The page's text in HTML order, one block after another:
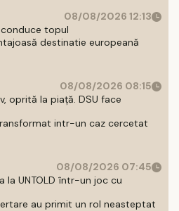
08/08/2026 12:13
topul
destinatie europeană
08/08/2026 08:15
oprită la piață. DSU face
intr-un caz cercetat
08/08/2026 07:45
la UNTOLD într-un joc cu
au primit un rol neasteptat